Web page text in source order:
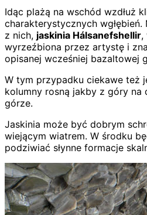
Idąc plażą na wschód wzdłuż
charakterystycznych
z nich, jaskinia Hálsanefshellir,
wyrzeźbiona przez artystę i
opisanej wcześniej bazaltowej
W tym przypadku ciekawe też
kolumny rosną jakby z góry na
górze.
Jaskinia może być dobrym
wiejącym wiatrem. W środku
podziwiać słynne formacje